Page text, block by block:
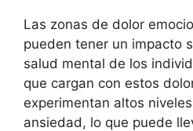
Las zonas de dolor
pueden tener un impacto
salud mental de los
que cargan con estos
experimentan altos
ansiedad, lo que puede